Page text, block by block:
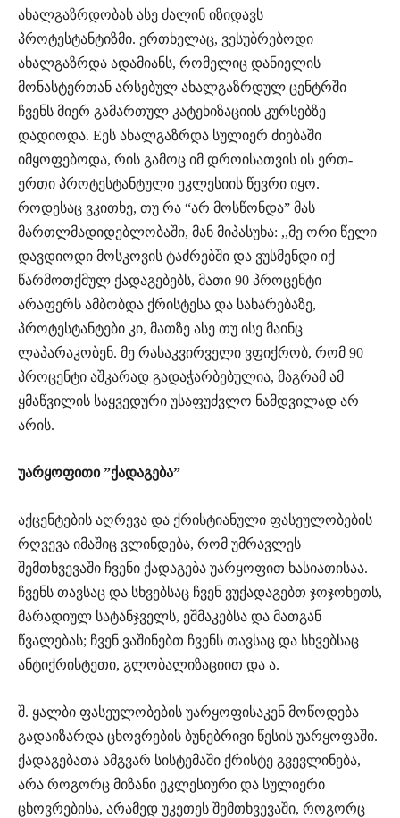
ახალგაზრდობას ასე ძალინ იზიდავს
პროტესტანტიზმი. ერთხელაც, ვესუბრებოდი
ახალგაზრდა ადამიანს, რომელიც დანიელის
მონასტერთან არსებულ ახალგაზრდულ ცენტრში
ჩვენს მიერ გამართულ კატეხიზაციის კურსებზე
დადიოდა. Eეს ახალგაზრდა სულიერ ძიებაში
იმყოფებოდა, რის გამოც იმ დროისათვის ის ერთ-
ერთი პროტესტანტული ეკლესიის წევრი იყო.
როდესაც ვკითხე, თუ რა “არ მოსწონდა” მას
მართლმადიდებლობაში, მან მიპასუხა: ,,მე ორი წელი
დავდიოდი მოსკოვის ტაძრებში და ვუსმენდი იქ
წარმოთქმულ ქადაგებებს, მათი 90 პროცენტი
არაფერს ამბობდა ქრისტესა და სახარებაზე,
პროტესტანტები კი, მათზე ასე თუ ისე მაინც
ლაპარაკობენ. მე რასაკვირველი ვფიქრობ, რომ 90
პროცენტი აშკარად გადაჭარბებულია, მაგრამ ამ
ყმაწვილის საყვედური უსაფუძვლო ნამდვილად არ
არის.
უარყოფითი ”ქადაგება”
აქცენტების აღრევა და ქრისტიანული ფასეულობების
რღვევა იმაშიც ვლინდება, რომ უმრავლეს
შემთხვევაში ჩვენი ქადაგება უარყოფით ხასიათისაა.
ჩვენს თავსაც და სხვებსაც ჩვენ ვუქადაგებთ ჯოჯოხეთს,
მარადიულ სატანჯველს, ეშმაკებსა და მათგან
წვალებას; ჩვენ ვაშინებთ ჩვენს თავსაც და სხვებსაც
ანტიქრისტეთი, გლობალიზაციით და ა.
შ. ყალბი ფასეულობების უარყოფისაკენ მოწოდება
გადაიზარდა ცხოვრების ბუნებრივი წესის უარყოფაში.
ქადაგებათა ამგვარ სისტემაში ქრისტე გვევლინება,
არა როგორც მიზანი ეკლესიური და სულიერი
ცხოვრებისა, არამედ უკეთეს შემთხვევაში, როგორც